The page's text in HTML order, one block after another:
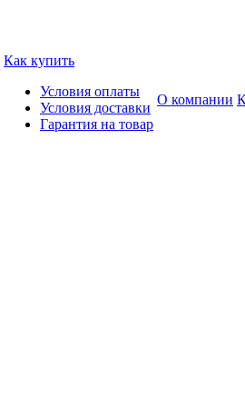
Как купить
Условия оплаты
Условия доставки
Гарантия на товар
О компании